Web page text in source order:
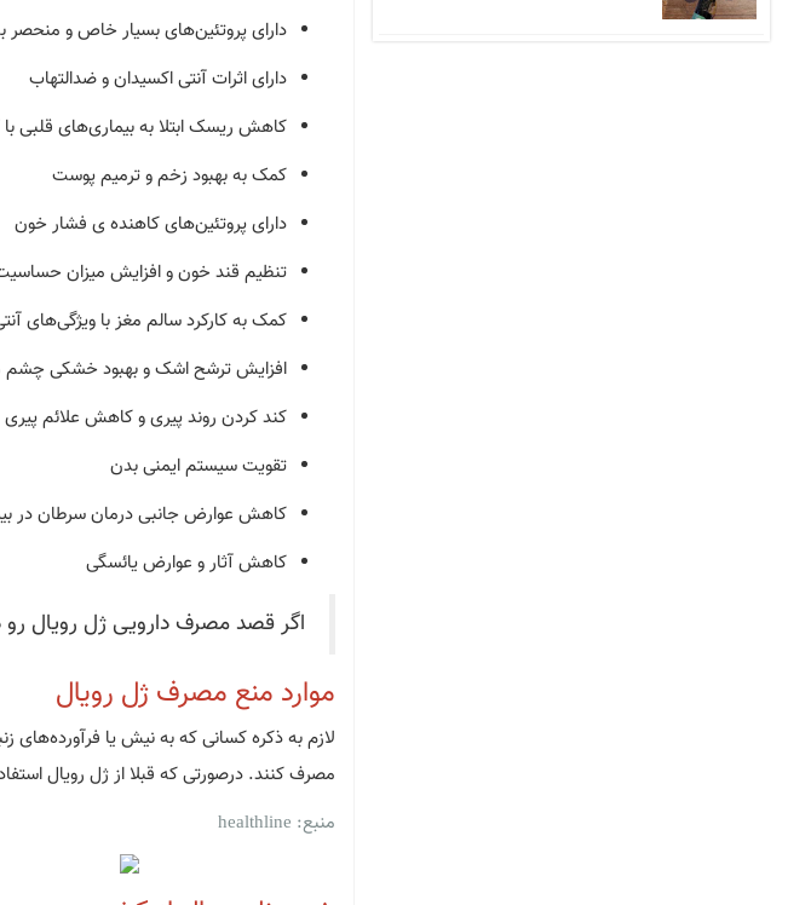
دارای پروتئین‌های بسیار خاص و منحصر
دارای اثرات آنتی اکسیدان و ضدالتهاب
کاهش ریسک ابتلا به بیماری‌های
کمک به بهبود زخم و ترمیم پوست
دارای پروتئین‌های کاهنده ی فشار خون
تنظیم قند خون و افزایش میزان
کمک به کارکرد سالم مغز با ویژگی‌های
افزایش ترشح اشک و بهبود خشکی چشم
کند کردن روند پیری و کاهش علائم پیری
تقویت سیستم ایمنی بدن
کاهش عوارض جانبی درمان سرطان در
کاهش آثار و عوارض یائسگی
اگر قصد مصرف دارویی ژل رویال
موارد منع مصرف ژل رویال
لازم به ذکره کسانی که به نیش یا فرآورده‌های
مصرف کنند. درصورتی که قبلا از ژل رویال
منبع: healthline